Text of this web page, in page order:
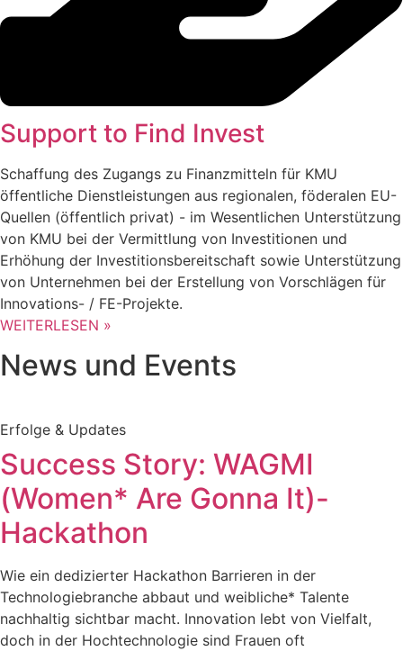
Support to Find Invest
Schaffung des Zugangs zu Finanzmitteln für KMU
öffentliche Dienstleistungen aus regionalen, föderalen EU-
Quellen (öffentlich privat) - im Wesentlichen Unterstützung
von KMU bei der Vermittlung von Investitionen und
Erhöhung der Investitionsbereitschaft sowie Unterstützung
von Unternehmen bei der Erstellung von Vorschlägen für
Innovations- / FE-Projekte.
WEITERLESEN »
News und Events
Erfolge & Updates
Success Story: WAGMI
(Women* Are Gonna It)-
Hackathon
Wie ein dedizierter Hackathon Barrieren in der
Technologiebranche abbaut und weibliche* Talente
nachhaltig sichtbar macht. Innovation lebt von Vielfalt,
doch in der Hochtechnologie sind Frauen oft